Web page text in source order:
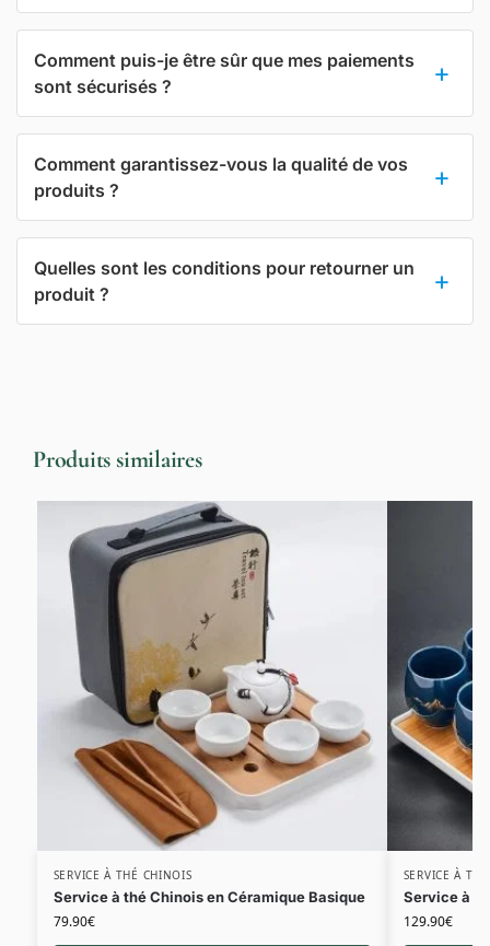
Comment puis-je être sûr que mes paiements
sont sécurisés ?
Comment garantissez-vous la qualité de vos
produits ?
Quelles sont les conditions pour retourner un
produit ?
Produits similaires
SERVICE À THÉ CHINOIS
Service à thé Chinois en Céramique Basique
79.90€
SERVICE À
Service à
129.90€